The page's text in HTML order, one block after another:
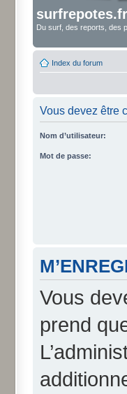
surfrepotes.fr
Du surf, des reports, des
Index du forum
Vous devez être
Nom d’utilisateur:
Mot de passe:
Vous
prend